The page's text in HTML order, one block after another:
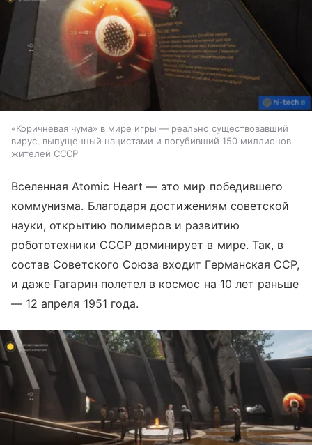
«Коричневая чума» в мире игры — реально существовавший
вирус, выпущенный нацистами и погубивший 150 миллионов
жителей СССР
Вселенная Atomic Heart — это мир победившего
коммунизма. Благодаря достижениям советской
науки, открытию полимеров и развитию
робототехники СССР доминирует в мире. Так, в
состав Советского Союза входит Германская ССР,
и даже Гагарин полетел в космос на 10 лет раньше
— 12 апреля 1951 года.